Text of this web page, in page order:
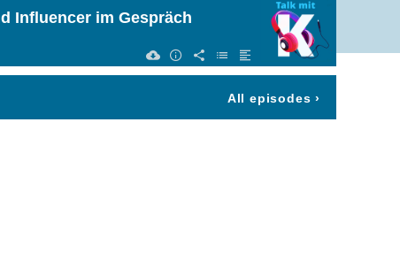
Influencer im Gespräch
All episodes ›